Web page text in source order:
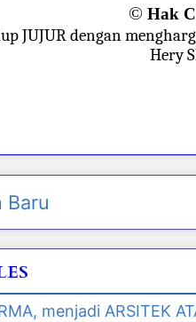
© Hak
JUJUR dengan
Hery
Baru
menjadi ARSITEK